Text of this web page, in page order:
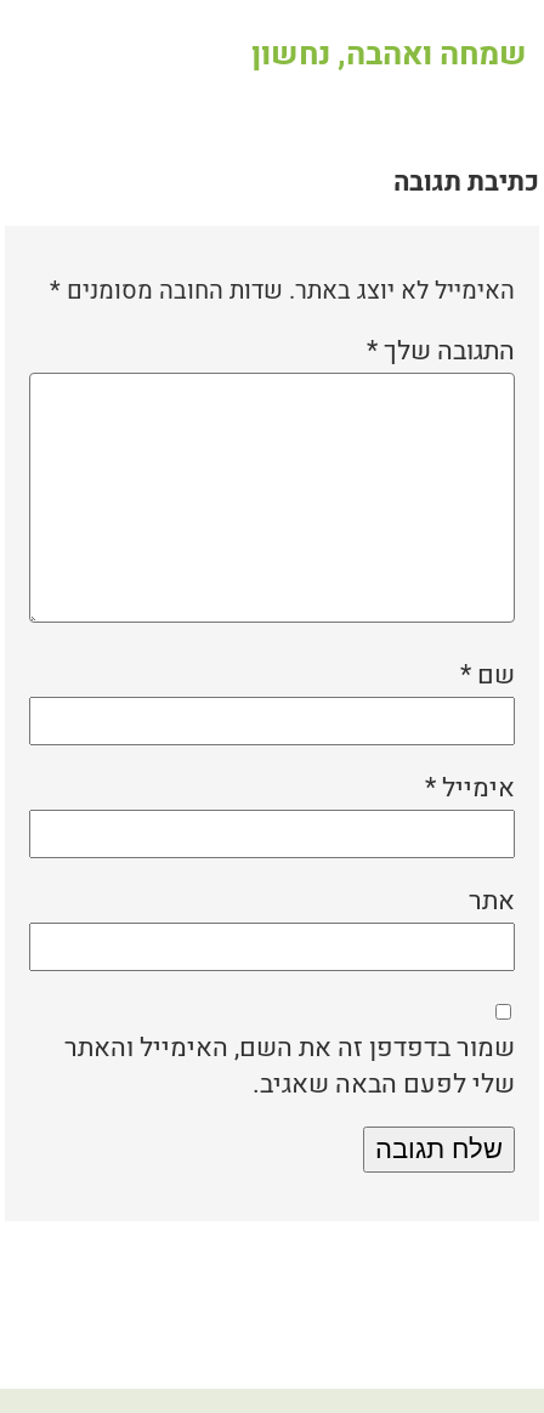
שמחה ואהבה, נחשון
כתיבת תגובה
האימייל לא יוצג באתר. שדות החובה מסומנים*
התגובה שלך*
שם*
אימייל*
אתר
שמור בדפדפן זה את השם, האימייל והאתר
שלי לפעם הבאה שאגיב.